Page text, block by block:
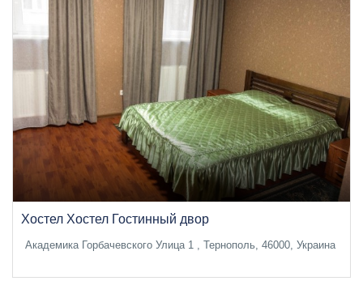
Хостел Хостел Гостинный двор
Академика Горбачевского Улица 1 , Тернополь, 46000, Украина